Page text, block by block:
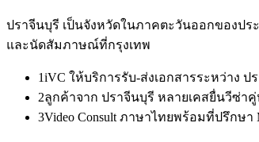
ปราจีนบุรี เป็นจังหวัดในภาคตะวันออกของปร
และนัดสัมภาษณ์ที่กรุงเทพ
1iVC ให้บริการรับ-ส่งเอกสารระหว่าง
2ลูกค้าจาก ปราจีนบุรี หลายเคสยื่นวีซ่า
3Video Consult ภาษาไทยพร้อมที่ปรึกษ